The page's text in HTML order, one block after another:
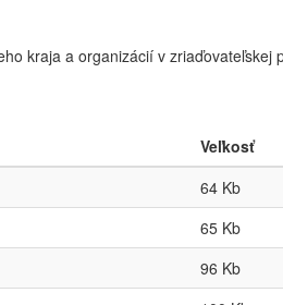
kraja a organizácií v
Veľkosť
64 Kb
65 Kb
96 Kb